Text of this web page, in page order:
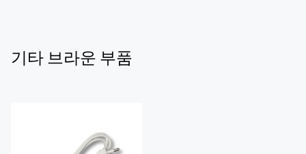
기타 브라운 부품